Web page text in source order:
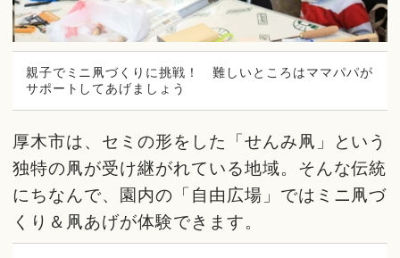
親子でミニ凧づくりに挑戦！ 難しいところはママパパが
サポートしてあげましょう
厚木市は、セミの形をした「せんみ凧」という
独特の凧が受け継がれている地域。そんな伝統
にちなんで、園内の「自由広場」ではミニ凧づ
くり＆凧あげが体験できます。